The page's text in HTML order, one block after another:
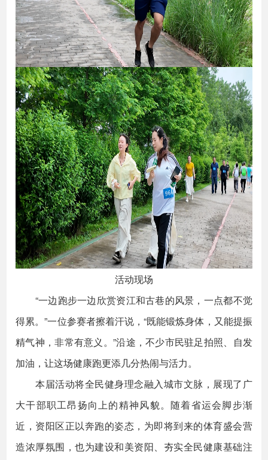
活动现场
“一边跑步一边欣赏资江和古巷的风景，一点都不觉
得累。”一位参赛者擦着汗说，“既能锻炼身体，又能提振
精气神，非常有意义。”沿途，不少市民驻足拍照、自发
加油，让这场健康跑更添几分热闹与活力。
本届活动将全民健身理念融入城市文脉，展现了广
大干部职工昂扬向上的精神风貌。随着省运会脚步渐
近，资阳区正以奔跑的姿态，为即将到来的体育盛会营
造浓厚氛围，也为建设和美资阳、夯实全民健康基础注